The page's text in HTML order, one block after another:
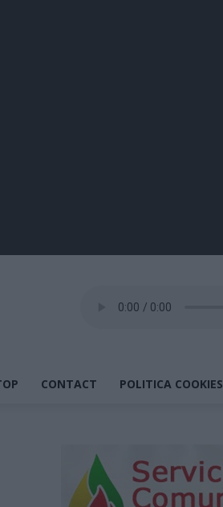
CONTACT POLITICA COOKIES